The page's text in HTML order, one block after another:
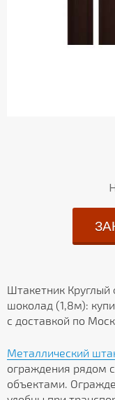
Штакетник Круглый
шоколад (1,8м):
с доставкой по
Металлический
ограждения
объектами.